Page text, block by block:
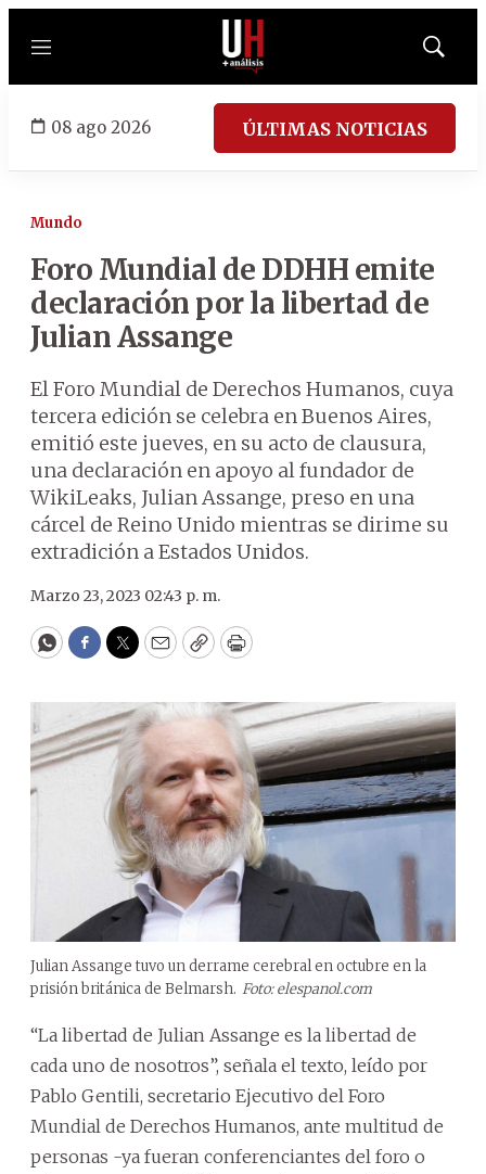
Menú
Mostrar
08 ago 2026 ÚLTIMAS NOTICIAS
Mundo
Foro Mundial de DDHH emite
declaración por la libertad de
Julian Assange
El Foro Mundial de Derechos Humanos, cuya
tercera edición se celebra en Buenos Aires,
emitió este jueves, en su acto de clausura,
una declaración en apoyo al fundador de
WikiLeaks, Julian Assange, preso en una
cárcel de Reino Unido mientras se dirime su
extradición a Estados Unidos.
Marzo 23, 2023 02:43 p. m.
WhatsApp
Facebook
Twitter
EmailCopyPrint
Julian Assange tuvo un derrame cerebral en octubre en la
prisión británica de Belmarsh. Foto: elespanol.com
“La libertad de Julian Assange es la libertad de
cada uno de nosotros”, señala el texto, leído por
Pablo Gentili, secretario Ejecutivo del Foro
Mundial de Derechos Humanos, ante multitud de
personas -ya fueran conferenciantes del foro o